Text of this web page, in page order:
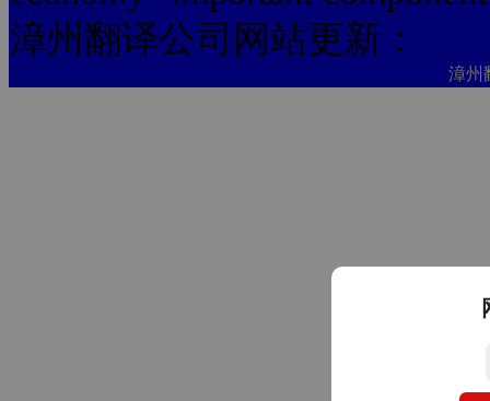
漳州翻译公司网站更新：
漳州